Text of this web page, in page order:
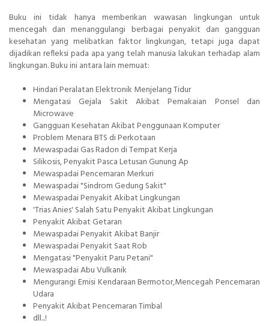
Buku ini tidak hanya memberikan wawasan lingkungan untuk
mencegah dan menanggulangi berbagai penyakit dan gangguan
kesehatan yang melibatkan faktor lingkungan, tetapi juga dapat
dijadikan refleksi pada apa yang telah manusia lakukan terhadap alam
lingkungan. Buku ini antara lain memuat:
Hindari Peralatan Elektronik Menjelang Tidur
Mengatasi Gejala Sakit Akibat Pemakaian Ponsel dan
Microwave
Gangguan Kesehatan Akibat Penggunaan Komputer
Problem Menara BTS di Perkotaan
Mewaspadai Gas Radon di Tempat Kerja
Silikosis, Penyakit Pasca Letusan Gunung Ap
Mewaspadai Pencemaran Merkuri
Mewaspadai "Sindrom Gedung Sakit"
Mewaspadai Penyakit Akibat Lingkungan
'Trias Anies' Salah Satu Penyakit Akibat Lingkungan
Penyakit Akibat Getaran
Mewaspadai Penyakit Akibat Banjir
Mewaspadai Penyakit Saat Rob
Mengatasi "Penyakit Paru Petani"
Mewaspadai Abu Vulkanik
Mengurangi Emisi Kendaraan Bermotor,Mencegah Pencemaran
Udara
Penyakit Akibat Pencemaran Timbal
dll...!